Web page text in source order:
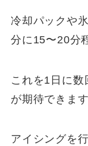
冷却パックや
分に15〜20分
これを1日に
が期待できます
アイシングを